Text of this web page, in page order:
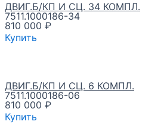
ДВИГ.Б/КП И СЦ. 34 КОМПЛ.
7511.1000186-34
810 000 ₽
Купить
ДВИГ.Б/КП И СЦ. 6 КОМПЛ.
7511.1000186-06
810 000 ₽
Купить